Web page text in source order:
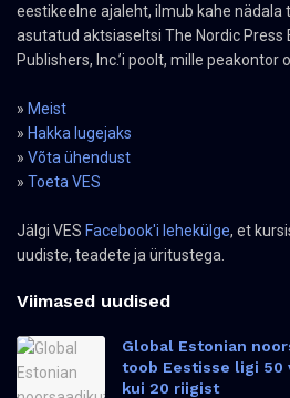
eestikeelne ajaleht, ilmub kahe nädala
asutatud aktsiaseltsi The Nordic Press
Publishers, Inc.’i poolt, mille peakontor
» Meist
» Hakka lugejaks
» Võta ühendust
» Toeta VES
Jälgi VES Facebook'i lehekülge, et
uudiste, teadete ja üritustega.
Viimased uudised
Global Estonian
toob Eestisse ligi 50
kui 20 riigist